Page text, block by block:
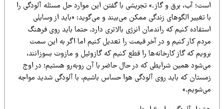
آب، برق و گاز.» تجریشی با گفتن این موارد حل مسئله آلودگی را
تغییر الگوهای زندگی ممکن می‌بیند و می‌گوید: «باید از وسایلی
کنیم که راندمان انرژی بالاتری دارد. حتما باید روی فرهنگ
کار کنیم و در آخر قیمت را تعدیل کنیم اما اگر به این سمت
که گاز کارخانه‌ها را قطع کنیم که گازوئیل و مازوت بسوزانند،
همین شرایطی که در حال حاضر با آن رو‌به‌رو هستیم؛ در اوج
که باید روی آلودگی هوا حساس باشیم، با آلودگی شدید مواجه